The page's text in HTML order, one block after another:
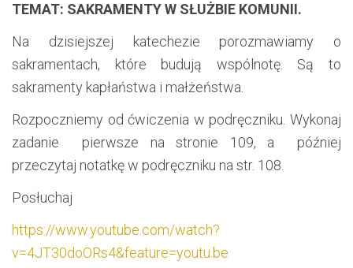
TEMAT: SAKRAMENTY W SŁUŻBIE KOMUNII.
Na dzisiejszej katechezie porozmawiamy o
sakramentach, które budują wspólnotę. Są to
sakramenty kapłaństwa i małżeństwa.
Rozpoczniemy od ćwiczenia w podręczniku. Wykonaj
zadanie pierwsze na stronie 109, a później
przeczytaj notatkę w podręczniku na str. 108.
Posłuchaj
https://www.youtube.com/watch?
v=4JT30doORs4&feature=youtu.be